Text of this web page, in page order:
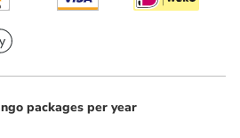
packages per year